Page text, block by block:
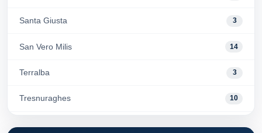
Santa Giusta 3
San Vero Milis 14
Terralba 3
Tresnuraghes 10